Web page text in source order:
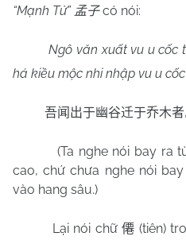
“Mạnh Tử” 孟子có nói:
Ngô văn xuất vu u cốc
há kiều mộc nhi nhập vu u
吾闻出于幽谷迁于乔木者,
(Ta nghe nói bay ra
cao, chứ chưa nghe nói
vào hang sâu.)
Lại nói chữ 僊 (tiên)